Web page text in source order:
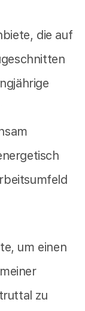
die auf
um einen
zu